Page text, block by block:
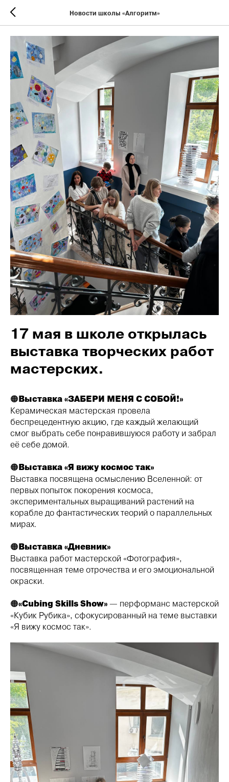
Новости школы «Алгоритм»
17 мая в школе открылась
выставка творческих работ
мастерских.
🟠Выставка «ЗАБЕРИ МЕНЯ С СОБОЙ!»
Керамическая мастерская провела
беспрецедентную акцию, где каждый желающий
смог выбрать себе понравившуюся работу и забрал
её себе домой.
🟠Выставка «Я вижу космос так»
Выставка посвящена осмыслению Вселенной: от
первых попыток покорения космоса,
экспериментальных выращиваний растений на
корабле до фантастических теорий о параллельных
мирах.
🟠Выставка «Дневник»
Выставка работ мастерской «Фотография»,
посвященная теме отрочества и его эмоциональной
окраски.
🟠«Cubing Skills Show» — перформанс мастерской
«Кубик Рубика», сфокусированный на теме выставки
«Я вижу космос так».